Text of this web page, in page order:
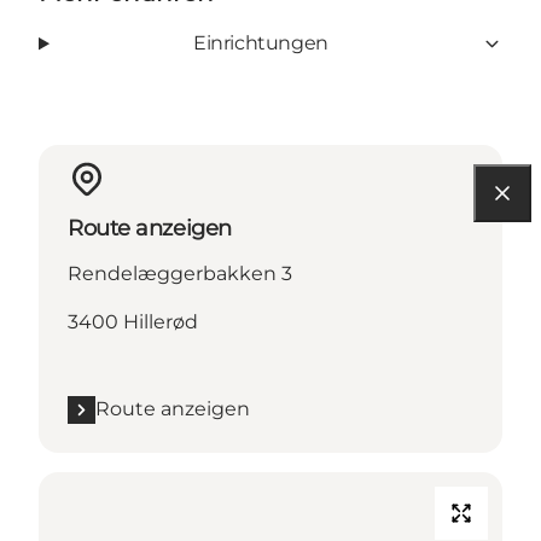
Einrichtungen
Route anzeigen
Rendelæggerbakken 3
3400 Hillerød
Route anzeigen